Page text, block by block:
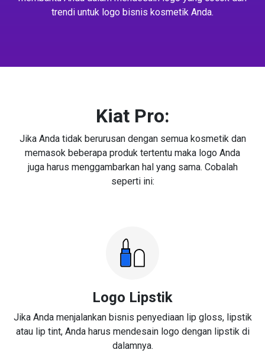
trendi untuk logo bisnis kosmetik Anda.
Kiat Pro:
Jika Anda tidak berurusan dengan semua kosmetik dan
memasok beberapa produk tertentu maka logo Anda
juga harus menggambarkan hal yang sama. Cobalah
seperti ini:
Logo Lipstik
Jika Anda menjalankan bisnis penyediaan lip gloss, lipstik
atau lip tint, Anda harus mendesain logo dengan lipstik di
dalamnya.